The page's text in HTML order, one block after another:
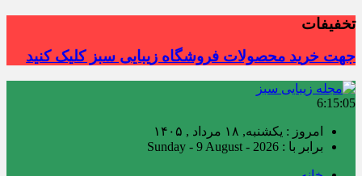
تخفیفات
جهت خرید محصولات فروشگاه زیبایی سبز کلیک کنید
6:15:06
امروز : یکشنبه, ۱۸ مرداد , ۱۴۰۵
برابر با : Sunday - 9 August - 2026